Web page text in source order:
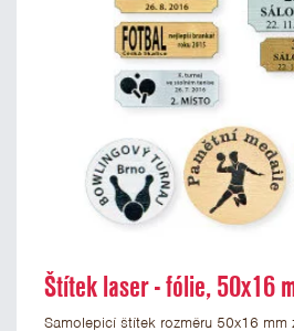
Štítek laser - fólie, 50x16
Samolepicí štítek rozměru 50x16 mm